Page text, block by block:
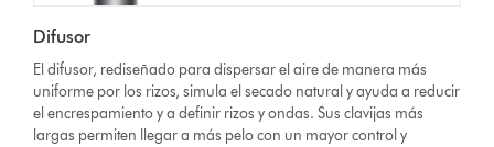
Difusor
El difusor, rediseñado para dispersar el aire de manera más
uniforme por los rizos, simula el secado natural y ayuda a reducir
el encrespamiento y a definir rizos y ondas. Sus clavijas más
largas permiten llegar a más pelo con un mayor control y